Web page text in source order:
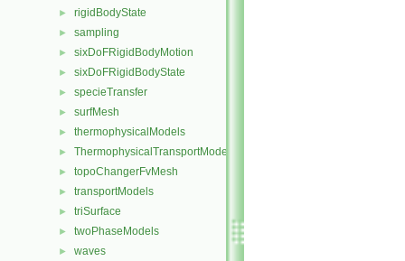
► rigidBodyState
► sampling
► sixDoFRigidBodyMotion
► sixDoFRigidBodyState
► specieTransfer
► surfMesh
► thermophysicalModels
► ThermophysicalTransportModels
► topoChangerFvMesh
► transportModels
► triSurface
► twoPhaseModels
► waves